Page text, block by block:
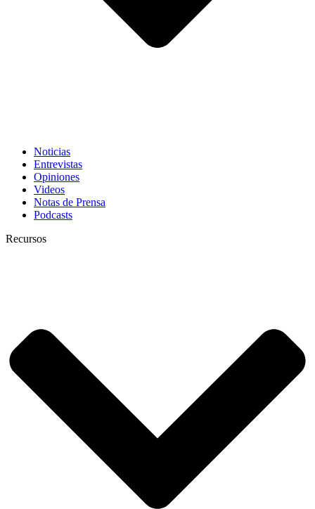
Noticias
Entrevistas
Opiniones
Videos
Notas de Prensa
Podcasts
Recursos